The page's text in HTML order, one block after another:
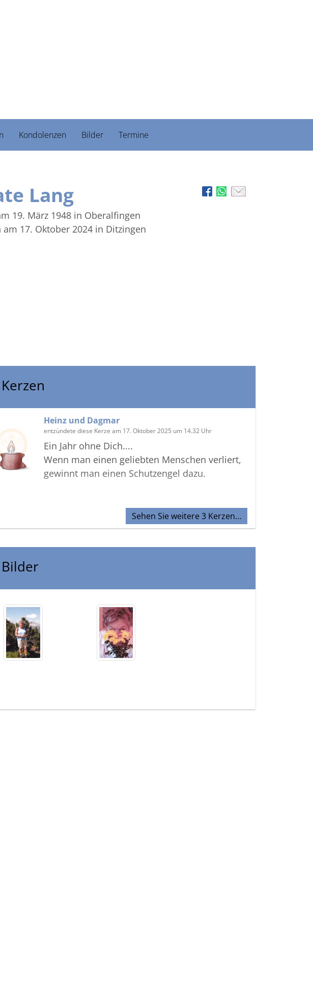
Kondolenzen Bilder Termine
Lang
19. März 1948 in Oberalfingen
am 17. Oktober 2024 in Ditzingen
Kerzen
Heinz und Dagmar
entzündete diese Kerze am 17. Oktober 2025 um 14.32 Uhr
Ein Jahr ohne Dich....
Wenn man einen geliebten Menschen verliert,
gewinnt man einen Schutzengel dazu.
Sehen Sie weitere 3 Kerzen…
Bilder